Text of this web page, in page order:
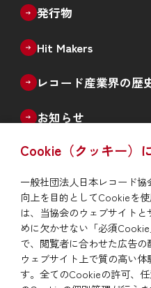
日本レコード協会概要
事業案内
役員名簿
会員社（正会員、準
情報公開
入会案内
採用情報
北京事務所と認証書
発行物
機関誌「The Record」
統計誌「日本のレコ
記念誌
Hit Makers
レコード産業界の歴
お知らせ
よくあるご質問
会員社音源の違法利
サイトマップ
サイトポリ
プライバシー・ポリシー
Cookie（クッキー）
一般社団法人日本レコード
向上を目的としてCookieを
は、当協会のウェブサイト
めに欠かせない「必須
で、閲覧者に合わせた広告の
ウェブサイト上で質の高い
す。全てのCookieの許可、